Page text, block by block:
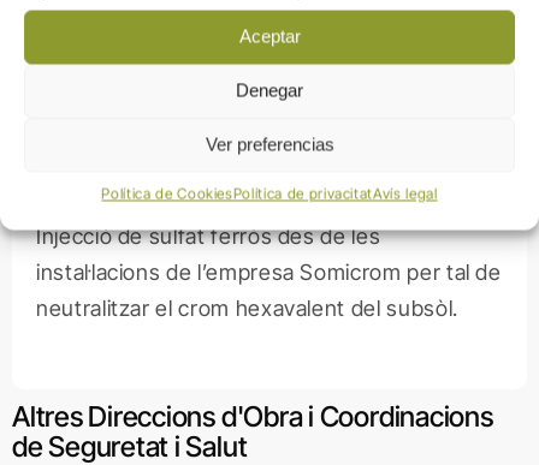
Aceptar
Denegar
Ver preferencias
Política de CookiesPolítica de privacitatAvís legal
Coordinació de Seguretat i Salut
de les aigües subterrànies
d’Esparreguera
Injecció de sulfat ferrós des de les
instal·lacions de l’empresa Somicrom per tal de
neutralitzar el crom hexavalent del subsòl.
Altres Direccions d'Obra i Coordinacions
de Seguretat i Salut